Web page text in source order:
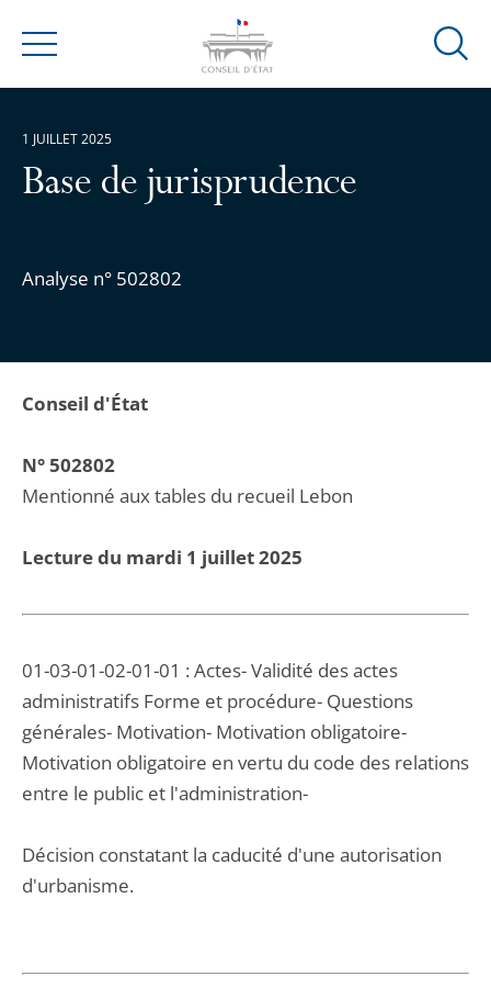
Menu
Ouvrir
Base de jurisprudence
Analyse n° 502802
1 JUILLET 2025
Conseil d'État
N° 502802
Mentionné aux tables du recueil Lebon
Lecture du mardi 1 juillet 2025
01-03-01-02-01-01 : Actes- Validité des actes
administratifs Forme et procédure- Questions
générales- Motivation- Motivation obligatoire-
Motivation obligatoire en vertu du code des relations
entre le public et l'administration-
Décision constatant la caducité d'une autorisation
d'urbanisme.